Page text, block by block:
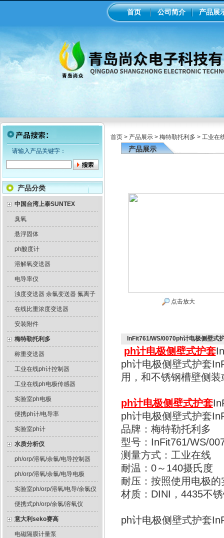
首页 公司简介 产品展
请输入产品关键字：
产品分类
中国台湾上泰SUNTEX
臭氧
悬浮固体
ph酸度计
溶解氧变送器
电导率仪
浊度变送器 余氯变送器 氟离子
在线比重浓度变送器
安装附件
梅特勒托利多
称重变送器
工业在线ph计控制器
工业在线ph电极传感器
实验室ph电极
便携ph计/电导率
实验室ph计
水质分析仪
ph/orp/溶氧/余氯/电导控制器
ph/orp/溶氧/余氯/电导电极
实验室ph/orp/溶氧/电导/余氯仪
便携式ph/orp/余氯/溶氧仪
意大利seko赛高
电磁隔膜计量泵
首页 > 产品展示 > 梅特勒托利多 > 工业在
产品展示
点击放大
InFit761/WS/0070ph计电极侧壁式
ph计电极侧壁式护套
ph计电极侧壁式护套
用，和不锈钢槽壁侧
ph计电极侧壁式护套
ph计电极侧壁式护套
品牌：梅特勒托利多
型号：InFit761/WS/
测量方式：工业在线
耐温：0～140摄氏度
耐压：按照使用电极
材质：DINI，4435不
ph计电极侧壁式护套